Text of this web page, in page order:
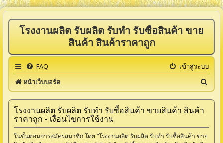
โรงงานผลิต รับผลิต รับทำ รับซื้อสินค้า ขาย
สินค้า สินค้าราคาถูก
FAQ
เข้าสู่ระบบ
หน้าเว็บบอร์ด
น
โรงงานผลิต รับผลิต รับทำ รับซื้อสินค้า ขายสินค้า สินค้า
ราคาถูก - เงื่อนไขการใช้งาน
ในขั้นตอนการสมัครสมาชิก โดย “โรงงานผลิต รับผลิต รับทำ รับซื้อสินค้า ขาย